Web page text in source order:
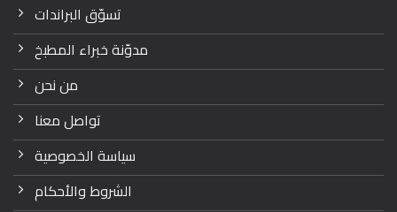
تسوّق البراندات
مدوّنة خبراء المطبخ
من نحن
تواصل معنا
سياسة الخصوصية
الشروط والأحكام